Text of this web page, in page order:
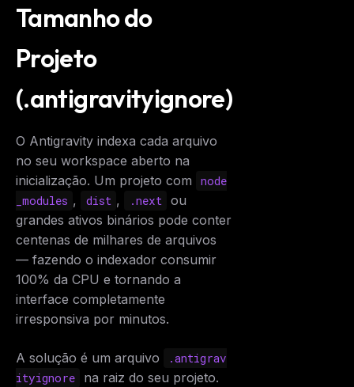
Tamanho do
Projeto
(.antigravityignore)
O Antigravity indexa cada arquivo
no seu workspace aberto na
inicialização. Um projeto com
node
_modules , dist , .next
ou
grandes ativos binários pode conter
centenas de milhares de arquivos
— fazendo o indexador consumir
100% da CPU e tornando a
interface completamente
irresponsiva por minutos.
A solução é um arquivo
.antigrav
ityignore
na raiz do seu projeto.